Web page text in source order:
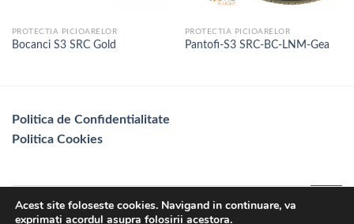
PROTECTIA PICIOARELOR
Bocanci S3 SRC Gold
PROTECTIA PICIOARELOR
Pantofi-S3 SRC-BC-LNM-Gea
Politica de Confidentialitate
Politica Cookies
Acest site foloseste cookies. Navigand in continuare, va
exprimati acordul asupra folosirii acestora.